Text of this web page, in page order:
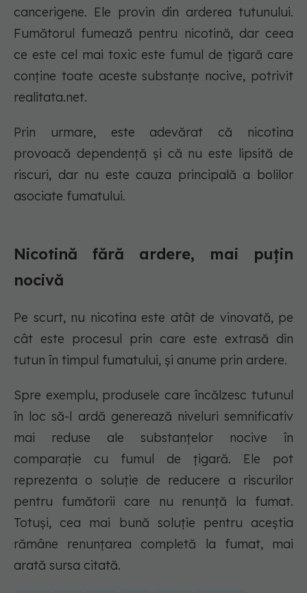
cancerigene. Ele provin din arderea tutunului.
Fumătorul fumează pentru nicotină, dar ceea
ce este cel mai toxic este fumul de țigară care
conține toate aceste substanțe nocive, potrivit
realitata.net.
Prin urmare, este adevărat că nicotina
provoacă dependență și că nu este lipsită de
riscuri, dar nu este cauza principală a bolilor
asociate fumatului.
Nicotină fără ardere, mai puțin
nocivă
Pe scurt, nu nicotina este atât de vinovată, pe
cât este procesul prin care este extrasă din
tutun în timpul fumatului, și anume prin ardere.
Spre exemplu, produsele care încălzesc tutunul
în loc să-l ardă generează niveluri semnificativ
mai reduse ale substanțelor nocive în
comparație cu fumul de țigară. Ele pot
reprezenta o soluție de reducere a riscurilor
pentru fumătorii care nu renunță la fumat.
Totuși, cea mai bună soluție pentru aceștia
rămâne renunțarea completă la fumat, mai
arată sursa citată.